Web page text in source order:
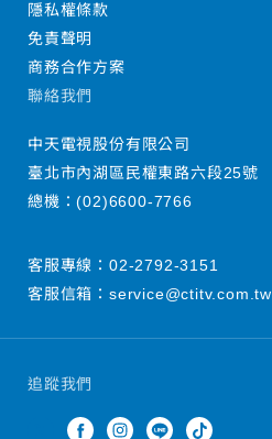
追蹤我們
隱私權條款
免責聲明
商務合作方案
聯絡我們
中天電視股份有限公司
臺北市內湖區民權東路六段25號
總機：(02)6600-7766
客服專線： 02-2792-3151
客服信箱： service@ctitv.com.tw